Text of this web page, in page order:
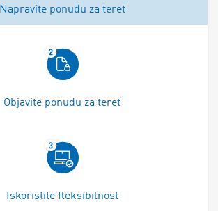
Napravite ponudu za teret
Objavite ponudu za teret
Iskoristite fleksibilnost